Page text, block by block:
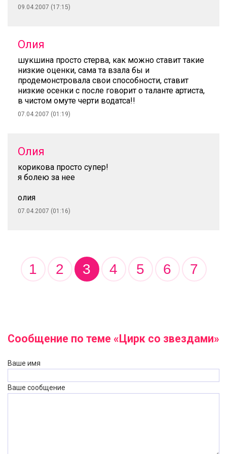
09.04.2007 (17:15)
Oлия
шукшина просто стерва, как можно ставит такие
низкие оценки, сама та взала бы и
продемонстровала свои способности, ставит
низкие осенки с после говорит о таланте артиста,
в чистом омуте черти водатса!!
07.04.2007 (01:19)
Олия
корикова просто супер!
я болею за нее
олия
07.04.2007 (01:16)
1 2 3 4 5 6 7
Сообщение по теме «Цирк со звездами»
Ваше имя
Ваше сообщение